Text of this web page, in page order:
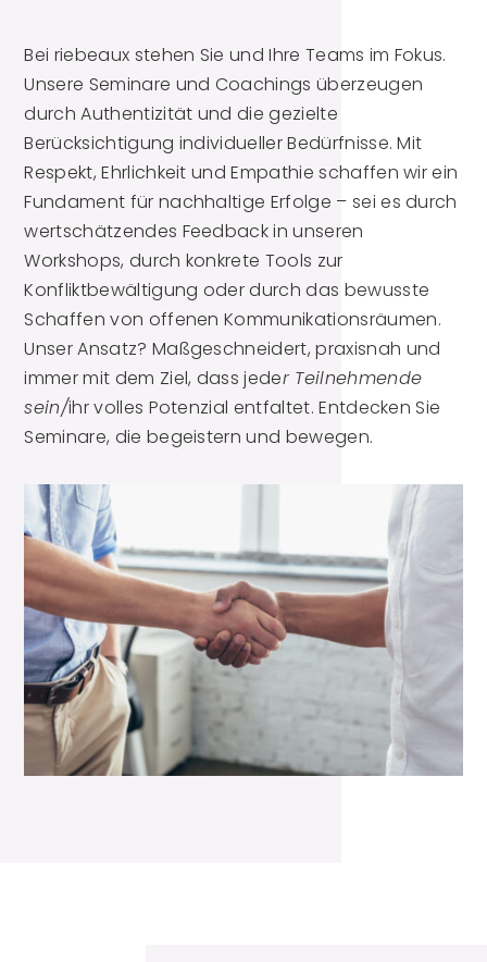
Bei riebeaux stehen Sie und Ihre Teams im Fokus.
Unsere Seminare und Coachings überzeugen
durch Authentizität und die gezielte
Berücksichtigung individueller Bedürfnisse. Mit
Respekt, Ehrlichkeit und Empathie schaffen wir ein
Fundament für nachhaltige Erfolge – sei es durch
wertschätzendes Feedback in unseren
Workshops, durch konkrete Tools zur
Konfliktbewältigung oder durch das bewusste
Schaffen von offenen Kommunikationsräumen.
Unser Ansatz? Maßgeschneidert, praxisnah und
immer mit dem Ziel, dass jeder Teilnehmende
sein/ihr volles Potenzial entfaltet. Entdecken Sie
Seminare, die begeistern und bewegen.